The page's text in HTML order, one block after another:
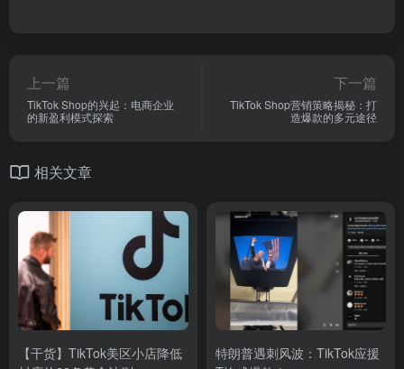
上一篇
TikTok Shop的兴起：电商企业
的新盈利模式探索
下一篇
TikTok Shop营销策略揭秘：打
造爆款的多元途径
相关文章
【干货】TikTok美区小店降低
特朗普遇刺风波：TikTok应援